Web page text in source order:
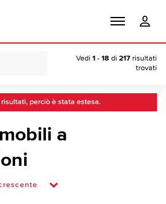
Vedi 1 - 18 di 217 risultati
trovati
perciò è stata estesa.
a